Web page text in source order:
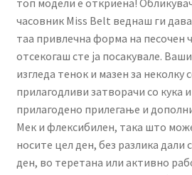
топ модели е откриена!
часовник Miss Belt веднаш ги
таа привлечна форма на песочен
отсекогаш сте ја посакувале.
изгледа тенок и мазен за неколку
прилагодливи затворачи со кука
прилагодено прилегање и
Мек и флексибилен, така што
носите цел ден, без разлика дали
ден, во теретана или активно